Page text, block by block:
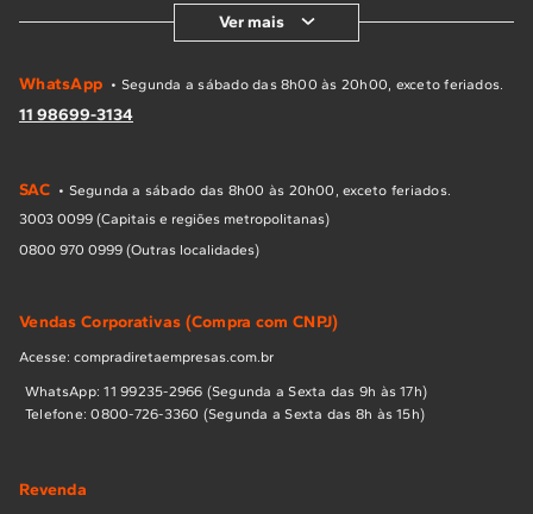
Ver mais
WhatsApp • Segunda a sábado das 8h00 às 20h00, exceto feriados.
11 98699-3134
SAC • Segunda a sábado das 8h00 às 20h00, exceto feriados.
3003 0099 (Capitais e regiões metropolitanas)
0800 970 0999 (Outras localidades)
Vendas Corporativas (Compra com CNPJ)
Acesse: compradiretaempresas.com.br
WhatsApp: 11 99235-2966 (Segunda a Sexta das 9h às 17h)
Telefone: 0800-726-3360 (Segunda a Sexta das 8h às 15h)
Revenda